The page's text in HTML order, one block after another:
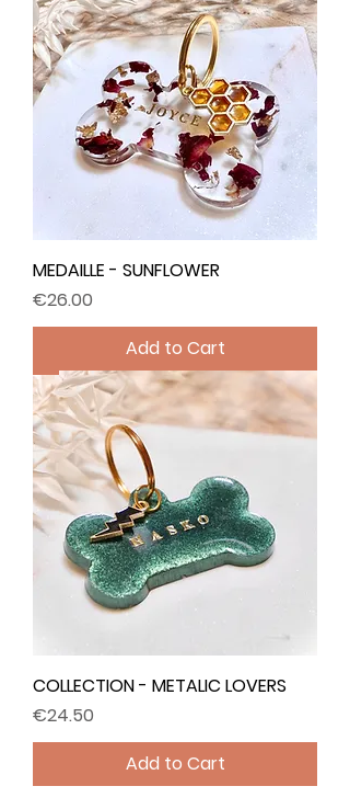
MEDAILLE - SUNFLOWER
Price
€26.00
Add to Cart
COLLECTION - METALIC LOVERS
Price
€24.50
Add to Cart